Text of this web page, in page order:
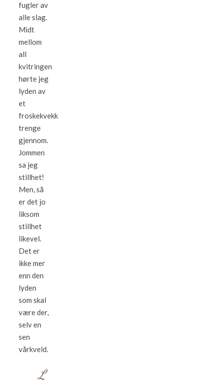
fugler av
alle slag.
Midt
mellom
all
kvitringen
hørte jeg
lyden av
et
froskekvekk
trenge
gjennom.
Jommen
sa jeg
stillhet!
Men, så
er det jo
liksom
stillhet
likevel.
Det er
ikke mer
enn den
lyden
som skal
være der,
selv en
sen
vårkveld.
L